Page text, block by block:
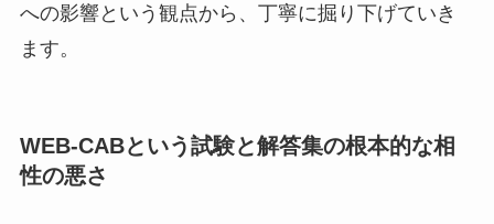
への影響という観点から、丁寧に掘り下げていき
ます。
WEB-CABという試験と解答集の根本的な相
性の悪さ